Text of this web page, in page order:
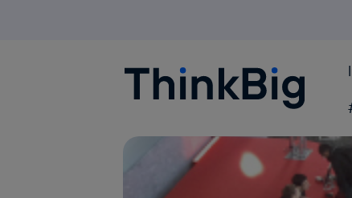
Blogthinkbig.com